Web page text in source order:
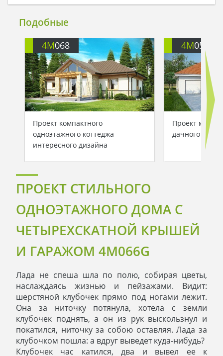
Подобные
4M068
Проект компактного
одноэтажного коттеджа
интересного дизайна
4M057G
Проект
дачного
ПРОЕКТ СТИЛЬНОГО
ОДНОЭТАЖНОГО ДОМА С
ЧЕТЫРЕХСКАТНОЙ КРЫШЕЙ
И ГАРАЖОМ 4M066G
Лада не спеша шла по полю, собирая цветы,
наслаждаясь жизнью и пейзажами. Видит:
шерстяной клубочек прямо под ногами лежит.
Она за ниточку потянула, хотела с земли
клубочек поднять, а он из рук выскользнул и
покатился, ниточку за собою оставляя. Лада за
клубочком пошла: а вдруг выведет куда-нибудь?
Клубочек час катился, два и вывел ее к